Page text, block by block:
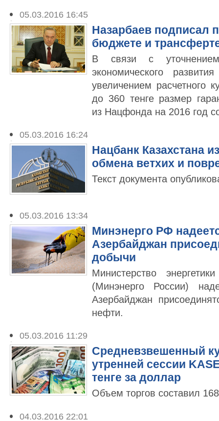
05.03.2016 16:45
Назарбаев подписал
бюджете и
В связи с
экономического
увеличением
до 360 тенге размер
из Нацфонда на 2016 год
05.03.2016 16:24
Нацбанк Казахстана
обмена ветхих и
Текст документа
05.03.2016 13:34
Минэнерго РФ
Азербайджан
добычи
Министерство
(Минэнерго России)
Азербайджан
нефти.
05.03.2016 11:29
Средневзвешенный
утренней сессии
тенге за доллар
Объем торгов составил
04.03.2016 22:01